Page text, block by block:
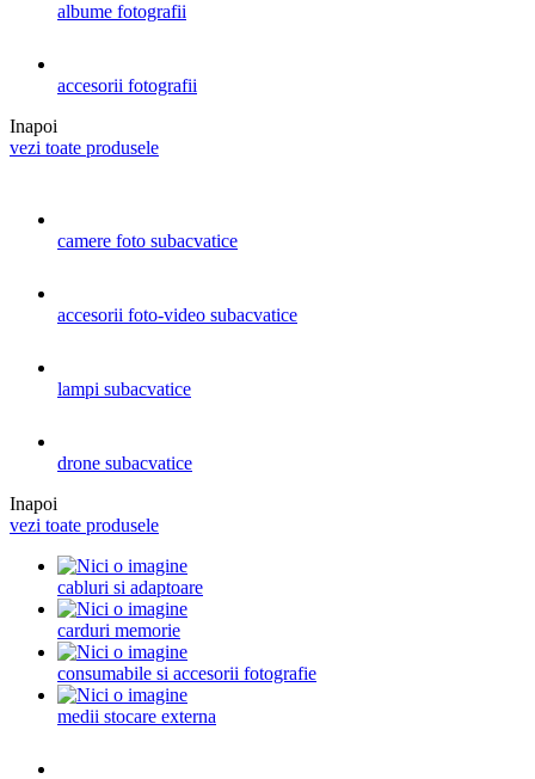
albume fotografii
accesorii fotografii
Inapoi
vezi toate produsele
camere foto subacvatice
accesorii foto-video subacvatice
lampi subacvatice
drone subacvatice
Inapoi
vezi toate produsele
cabluri si adaptoare
carduri memorie
consumabile si accesorii fotografie
medii stocare externa